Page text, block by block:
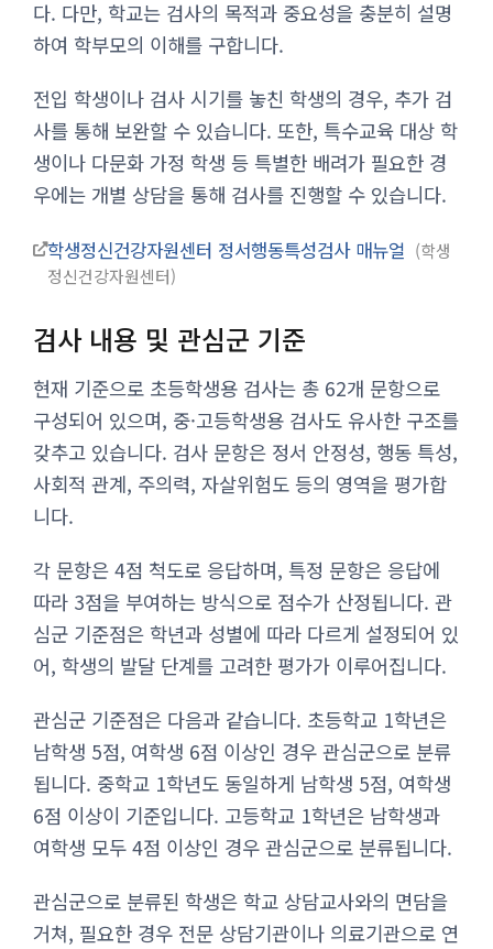
다. 다만, 학교는 검사의 목적과 중요성을 충분히 설명
하여 학부모의 이해를 구합니다.
전입 학생이나 검사 시기를 놓친 학생의 경우, 추가 검
사를 통해 보완할 수 있습니다. 또한, 특수교육 대상 학
생이나 다문화 가정 학생 등 특별한 배려가 필요한 경
우에는 개별 상담을 통해 검사를 진행할 수 있습니다.
학생정신건강자원센터 정서행동특성검사 매뉴얼
학생
정신건강자원센터
검사 내용 및 관심군 기준
현재 기준으로 초등학생용 검사는 총 62개 문항으로
구성되어 있으며, 중·고등학생용 검사도 유사한 구조를
갖추고 있습니다. 검사 문항은 정서 안정성, 행동 특성,
사회적 관계, 주의력, 자살위험도 등의 영역을 평가합
니다.
각 문항은 4점 척도로 응답하며, 특정 문항은 응답에
따라 3점을 부여하는 방식으로 점수가 산정됩니다. 관
심군 기준점은 학년과 성별에 따라 다르게 설정되어 있
어, 학생의 발달 단계를 고려한 평가가 이루어집니다.
관심군 기준점은 다음과 같습니다. 초등학교 1학년은
남학생 5점, 여학생 6점 이상인 경우 관심군으로 분류
됩니다. 중학교 1학년도 동일하게 남학생 5점, 여학생
6점 이상이 기준입니다. 고등학교 1학년은 남학생과
여학생 모두 4점 이상인 경우 관심군으로 분류됩니다.
관심군으로 분류된 학생은 학교 상담교사와의 면담을
거쳐, 필요한 경우 전문 상담기관이나 의료기관으로 연